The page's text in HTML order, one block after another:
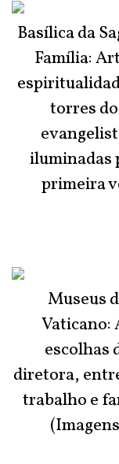
Basílica da
Família:
torres
iluminadas
primeira
Museus
Vaticano:
escolhas
diretora,
trabalho e